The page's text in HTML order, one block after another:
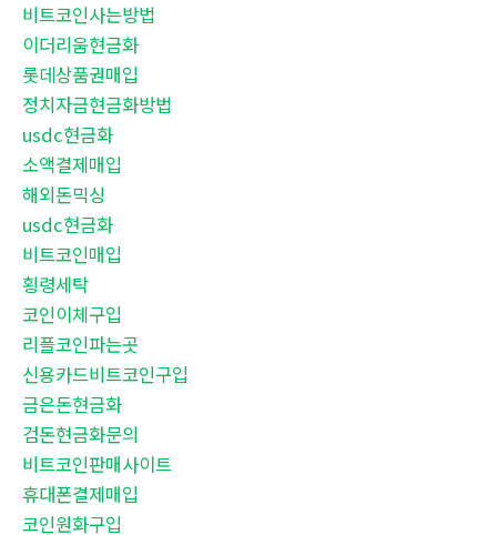
비트코인사는방법
이더리움현금화
롯데상품권매입
정치자금현금화방법
usdc현금화
소액결제매입
해외돈믹싱
usdc현금화
비트코인매입
횡령세탁
코인이체구입
리플코인파는곳
신용카드비트코인구입
금은돈현금화
검돈현금화문의
비트코인판매사이트
휴대폰결제매입
코인원화구입